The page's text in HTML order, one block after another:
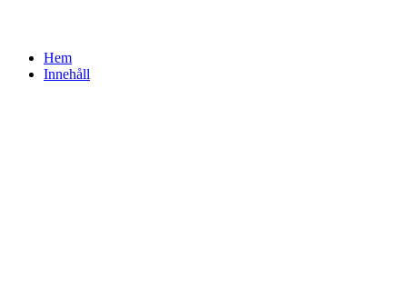
Hem
Innehåll